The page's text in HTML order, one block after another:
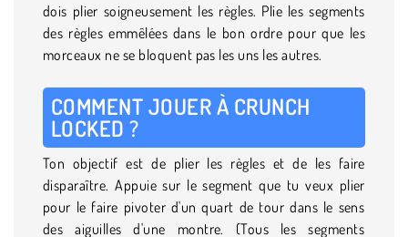
dois plier soigneusement les règles. Plie les segments
des règles emmêlées dans le bon ordre pour que les
morceaux ne se bloquent pas les uns les autres.
COMMENT JOUER À CRUNCH
LOCKED ?
Ton objectif est de plier les règles et de les faire
disparaître. Appuie sur le segment que tu veux plier
pour le faire pivoter d'un quart de tour dans le sens
des aiguilles d'une montre. (Tous les segments